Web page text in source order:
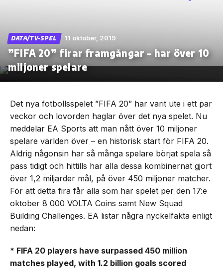
Skip
the
DATA/TV-SPEL 11 oktober, 2019
”FIFA 20” firar framgångar – har över 10
miljoner spelare
Det nya fotbollsspelet ”FIFA 20” har varit ute i ett par
veckor och lovorden haglar över det nya spelet. Nu
meddelar EA Sports att man nått över 10 miljoner
spelare världen över – en historisk start för FIFA 20.
Aldrig någonsin har så många spelare börjat spela så
pass tidigt och hittills har alla dessa kombinernat gjort
över 1,2 miljarder mål, på över 450 miljoner matcher.
För att detta fira får alla som har spelet per den 17:e
oktober 8 000 VOLTA Coins samt New Squad
Building Challenges. EA listar några nyckelfakta enligt
nedan:
* FIFA 20 players have surpassed 450 million
matches played, with 1.2 billion goals scored